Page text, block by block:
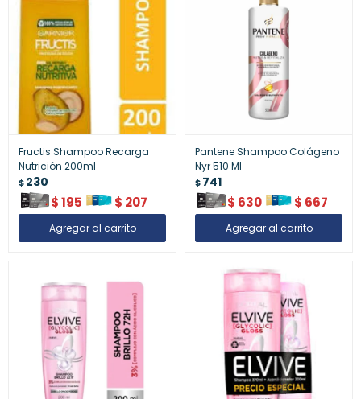
Fructis Shampoo Recarga
Nutrición 200ml
$230
$195 $ 207
Pantene Shampoo Colágeno
Nyr 510 Ml
$741
$ 630 $ 667